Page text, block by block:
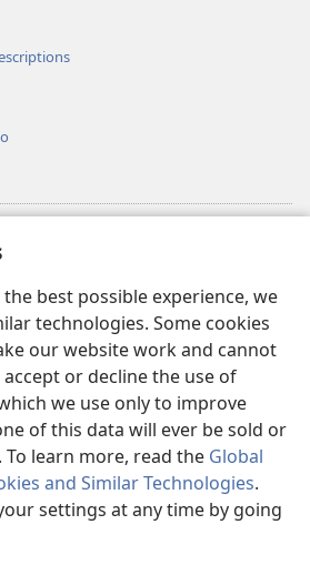
best possible experience, we
technologies. Some cookies
our website work and cannot
or decline the use of
we use only to improve
of this data will ever be sold or
learn more, read the Global
and Similar Technologies.
settings at any time by going
orọ Watchtower
Bible and Tract Society of Pennsylvania.
NA